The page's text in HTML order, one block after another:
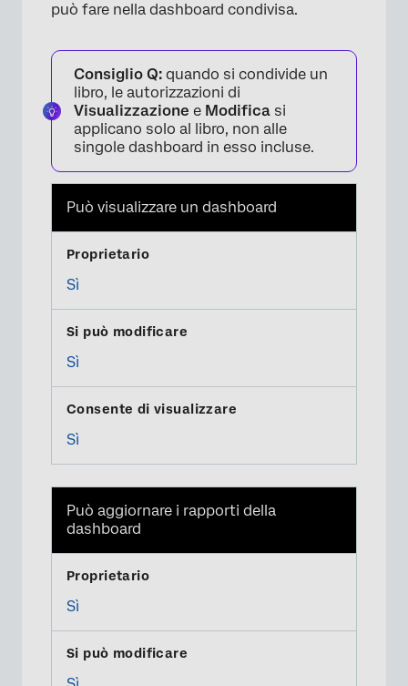
può fare nella dashboard condivisa.
Consiglio Q: quando si condivide un
libro, le autorizzazioni di
Visualizzazione e Modifica si
applicano solo al libro, non alle
singole dashboard in esso incluse.
Può visualizzare un dashboard
Sì
Sì
Sì
Può aggiornare i rapporti della
dashboard
Sì